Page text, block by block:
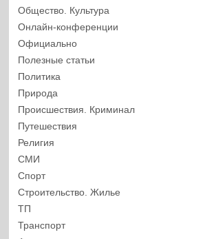
Общество. Культура
Онлайн-конференции
Официально
Полезные статьи
Политика
Природа
Происшествия. Криминал
Путешествия
Религия
СМИ
Спорт
Строительство. Жилье
ТП
Транспорт